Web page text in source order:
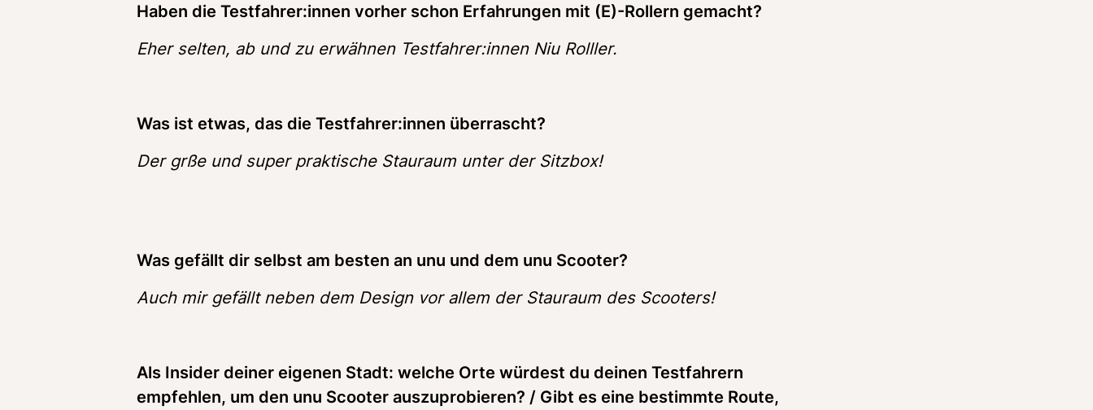
Haben die Testfahrer:innen vorher schon Erfahrungen mit (E)-Rollern gemacht?
Eher selten, ab und zu erwähnen Testfahrer:innen Niu Rolller.
Was ist etwas, das die Testfahrer:innen überrascht?
Der grße und super praktische Stauraum unter der Sitzbox!
Was gefällt dir selbst am besten an unu und dem unu Scooter?
Auch mir gefällt neben dem Design vor allem der Stauraum des Scooters!
Als Insider deiner eigenen Stadt: welche Orte würdest du deinen Testfahrern
empfehlen, um den unu Scooter auszuprobieren? / Gibt es eine bestimmte Route,